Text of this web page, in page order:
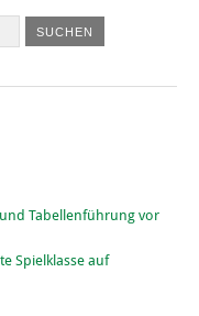
Tabellenführung vor
Spielklasse auf